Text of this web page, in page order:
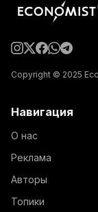
Copyright © 2025
Навигация
О нас
Реклама
Авторы
Топики